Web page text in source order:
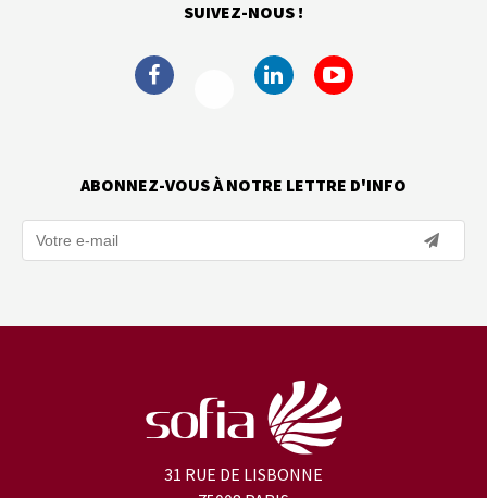
SUIVEZ-NOUS !
ABONNEZ-VOUS À NOTRE LETTRE D'INFO
31 RUE DE LISBONNE